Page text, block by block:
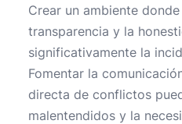
Crear un ambiente
transparencia y la
significativamente la
Fomentar la
directa de conflictos
malentendidos y la